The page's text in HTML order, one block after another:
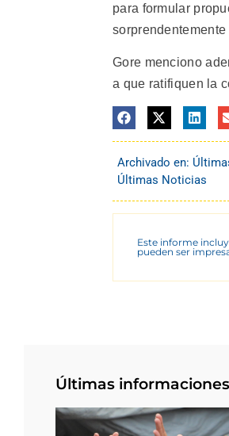
para formular
Gore menciono
a que ratifiquen la
Archivado en:
Últimas Noticias
Este informe
pueden ser
Últimas informaciones